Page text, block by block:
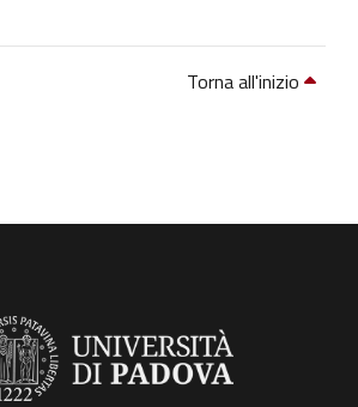
Torna all'inizio